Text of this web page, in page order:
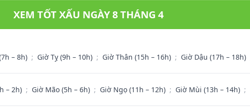
XEM TỐT XẤU NGÀY 8 THÁNG 4
– 8h) ; Giờ Tỵ (9h – 10h) ; Giờ Thân (15h – 16h) ; Giờ Dậu (17h – 18h)
– 2h) ; Giờ Mão (5h – 6h) ; Giờ Ngọ (11h – 12h) ; Giờ Mùi (13h – 14h) ;